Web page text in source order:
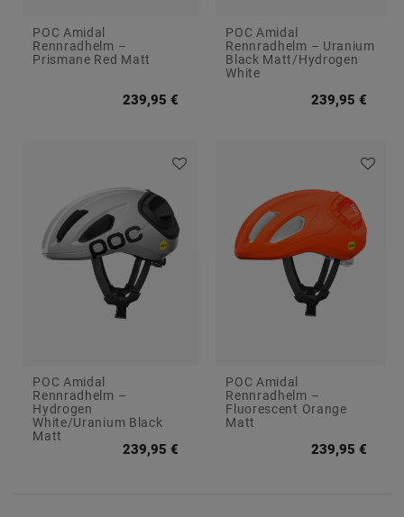
POC Amidal
Rennradhelm –
Prismane Red Matt
239,95 €
POC Amidal
Rennradhelm – Uranium
Black Matt/Hydrogen
White
239,95 €
POC Amidal
Rennradhelm –
Hydrogen
White/Uranium Black
Matt
239,95 €
POC Amidal
Rennradhelm –
Fluorescent Orange
Matt
239,95 €